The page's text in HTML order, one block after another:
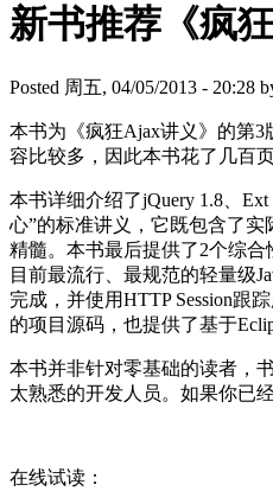
新书推荐《疯
Posted 周五, 04/05/2013 - 20:28
本书为《疯狂Ajax讲义》的第3
容比较多，因此本书花了几百
本书详细介绍了jQuery 1.8、
心”的标准讲义，它既包含了
精髓。本书最后提供了2个综
目前最流行、最规范的轻量级
完成，并使用HTTP Session跟
的项目源码，也提供了基于
本书并非针对零基础的读者，
太熟悉的开发人员。如果你已
在线试读：